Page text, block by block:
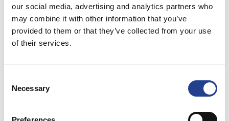
our social media, advertising and analytics partners who
may combine it with other information that you’ve
provided to them or that they’ve collected from your use
of their services.
Selection
Necessary
Tradicinis pirmosios pagalbos būdas – pirmąsias 15 minučių naudoti ledą
arba šaldomuosius kompresus kartojant gydymą kas 30–60 minučių
Šaltis padeda išsiskirti endogeniniams hormonams – endorfinams, kurie
kelia malonius pojūčius.
audinių ląstelių struktūrą, nervus ir smulkiąsias kraujagysles
Sumažina odos temperatūrą 5–7 laipsniais Celsijaus -> laipsniškas